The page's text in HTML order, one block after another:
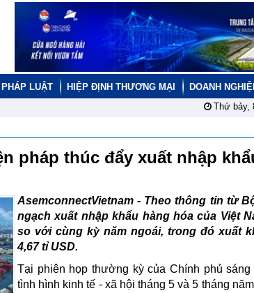
PHÁP LUẬT HIỆP ĐỊNH THƯƠNG MẠI DOANH
Thứ bảy,
pháp thúc đẩy xuất nhập
AsemconnectVietnam - Theo thông tin từ
ngạch xuất nhập khẩu hàng hóa của Việt
so với cùng kỳ năm ngoái, trong đó xuất
4,67 tỉ USD.
Tại phiên họp thường kỳ của Chính phủ sáng
tình hình kinh tế - xã hội tháng 5 và 5 tháng